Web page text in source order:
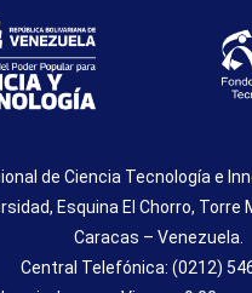
de Ciencia Tecnología e
Esquina El Chorro, Torre
Caracas – Venezuela.
Central Telefónica: (0212)